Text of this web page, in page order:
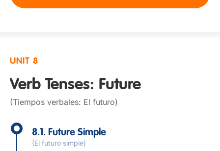
UNIT 8
Verb Tenses: Future
(Tiempos verbales: El futuro)
8.1. Future Simple
(El futuro simple)